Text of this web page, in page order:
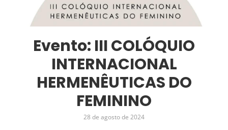
Evento: III COLÓQUIO
INTERNACIONAL
HERMENÊUTICAS DO
FEMININO
28 de agosto de 2024